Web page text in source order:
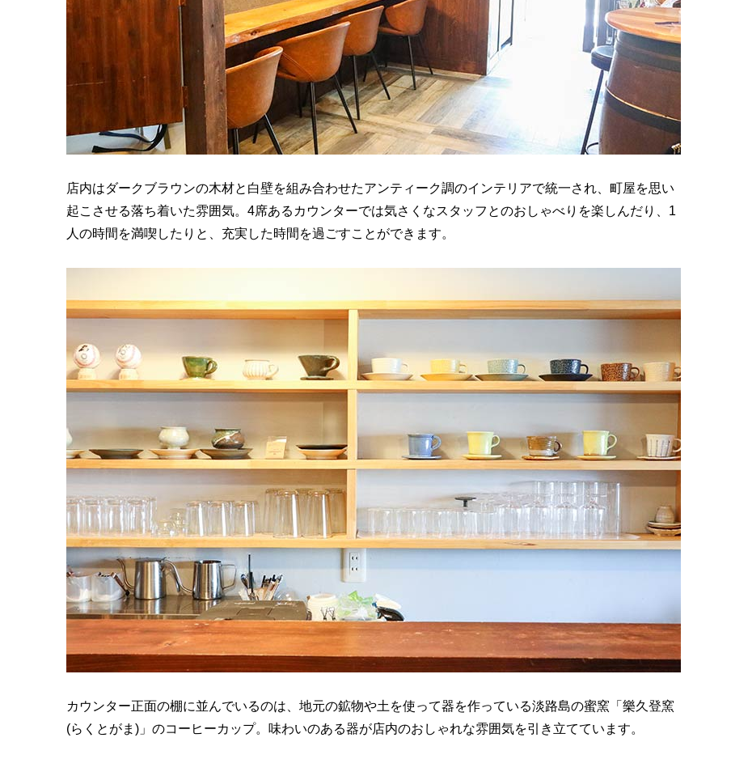
店内はダークブラウンの木材と白壁を組み合わせたアンティーク調のインテリアで統一され、町屋を思い
起こさせる落ち着いた雰囲気。4席あるカウンターでは気さくなスタッフとのおしゃべりを楽しんだり、1
人の時間を満喫したりと、充実した時間を過ごすことができます。
カウンター正面の棚に並んでいるのは、地元の鉱物や土を使って器を作っている淡路島の蜜窯「樂久登窯
(らくとがま)」のコーヒーカップ。味わいのある器が店内のおしゃれな雰囲気を引き立てています。